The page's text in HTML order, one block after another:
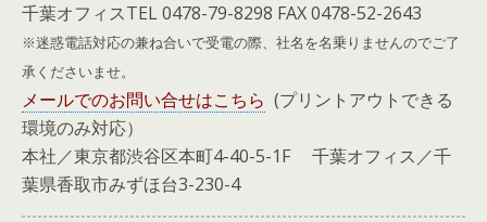
千葉オフィスTEL 0478-79-8298 FAX 0478-52-2643
※迷惑電話対応の兼ね合いで受電の際、社名を名乗りませんのでご了
承くださいませ。
メールでのお問い合せはこちら (プリントアウトできる
環境のみ対応）
本社／東京都渋谷区本町4-40-5-1F 千葉オフィス／千
葉県香取市みずほ台3-230-4